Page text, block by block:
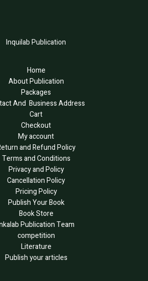
Inquilab Publication
Home
About Publication
Packages
And Business Address
Cart
Checkout
My account
and Refund Policy
Terms and Conditions
Privacy and Policy
Cancellation Policy
Pricing Policy
Publish Your Book
Book Store
Publication Team
competition
Literature
Publish your articles